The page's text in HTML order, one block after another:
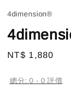
4dimension®
Regular
NT$ 1,880
總分:0 - 0 評價